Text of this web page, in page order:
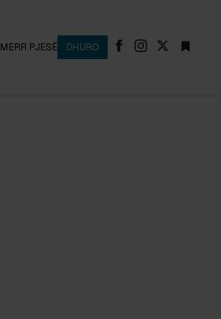
MERR PJESË DHURO